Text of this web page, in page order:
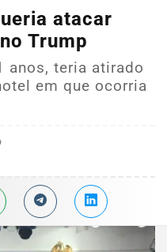
atacar
Trump
anos, teria atirado
em que ocorria